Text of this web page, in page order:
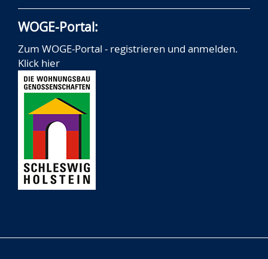
WOGE-Portal:
Zum WOGE-Portal - registrieren und anmelden.
Klick hier